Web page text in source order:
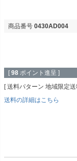
商品番号 0430AD004
[ 98 ポイント進呈 ]
送料パターン 地域限定
送料の詳細はこちら